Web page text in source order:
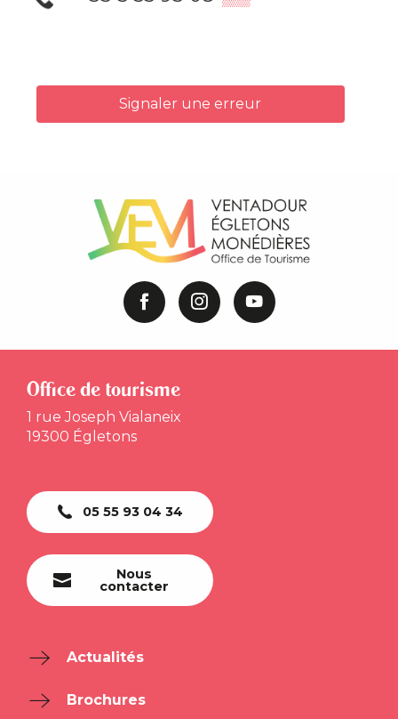
Signaler une erreur
Office de tourisme
1 rue Joseph Vialaneix
19300 Égletons
05 55 93 04 34
Nous
contacter
Actualités
Brochures